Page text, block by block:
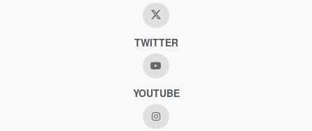
TWITTER
YOUTUBE